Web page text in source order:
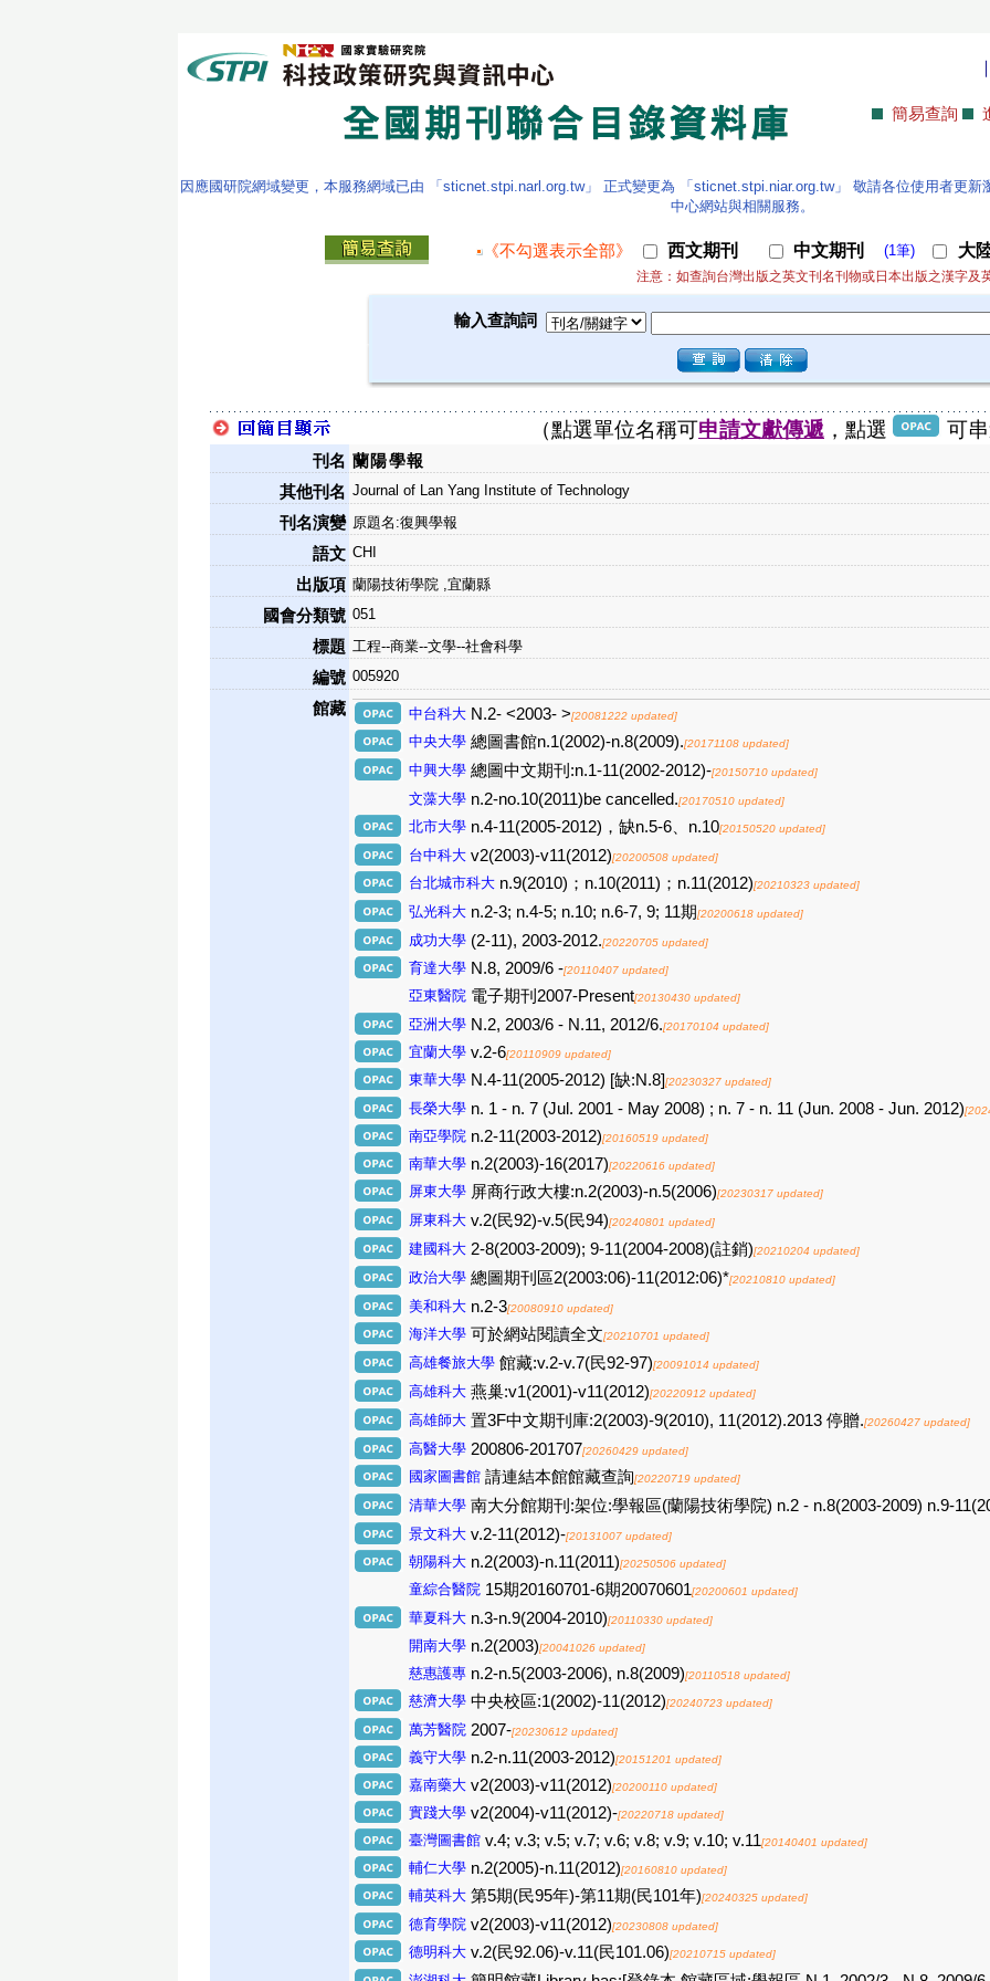
簡易查詢
因應國研院網域變更，本服務網域已由 「sticnet.stpi.narl.org.tw」 正式變更為 「sticnet.stpi.niar.org.tw」 敬請各位使用者更
中心網站與相關服務。
《不勾選表示全部》 西文期刊 中文期刊 (1筆) 大
注意：如查詢台灣出版之英文刊名刊物或日本出版之漢字及
輸入查詢詞
（點選單位名稱可申請文獻傳遞 ，點選 可
刊名 蘭陽學報
其他刊名 Journal of Lan Yang Institute of Technology
刊名演變 原題名:復興學報
語文 CHI
出版項 蘭陽技術學院 ,宜蘭縣
國會分類號 051
標題 工程--商業--文學--社會科學
編號 005920
館藏 中台科大 N.2- <2003- >[20081222 updated]
中央大學 總圖書館n.1(2002)-n.8(2009).[20171108 updated]
中興大學 總圖中文期刊:n.1-11(2002-2012)-[20150710 updated]
文藻大學 n.2-no.10(2011)be cancelled.[20170510 updated]
北市大學 n.4-11(2005-2012)，缺n.5-6、n.10[20150520 updated]
台中科大 v2(2003)-v11(2012)[20200508 updated]
台北城市科大 n.9(2010)；n.10(2011)；n.11(2012)[20210323 updated]
弘光科大 n.2-3; n.4-5; n.10; n.6-7, 9; 11期[20200618 updated]
成功大學 (2-11), 2003-2012.[20220705 updated]
育達大學 N.8, 2009/6 -[20110407 updated]
亞東醫院 電子期刊2007-Present[20130430 updated]
亞洲大學 N.2, 2003/6 - N.11, 2012/6.[20170104 updated]
宜蘭大學 v.2-6[20110909 updated]
東華大學 N.4-11(2005-2012) [缺:N.8][20230327 updated]
長榮大學 n. 1 - n. 7 (Jul. 2001 - May 2008) ; n. 7 - n. 11 (Jun. 2008 - Jun. 2012)
南亞學院 n.2-11(2003-2012)[20160519 updated]
南華大學 n.2(2003)-16(2017)[20220616 updated]
屏東大學 屏商行政大樓:n.2(2003)-n.5(2006)[20230317 updated]
屏東科大 v.2(民92)-v.5(民94)[20240801 updated]
建國科大 2-8(2003-2009); 9-11(2004-2008)(註銷)[20210204 updated]
政治大學 總圖期刊區2(2003:06)-11(2012:06)*[20210810 updated]
美和科大 n.2-3[20080910 updated]
海洋大學 可於網站閱讀全文[20210701 updated]
高雄餐旅大學 館藏:v.2-v.7(民92-97)[20091014 updated]
高雄科大 燕巢:v1(2001)-v11(2012)[20220912 updated]
高雄師大 置3F中文期刊庫:2(2003)-9(2010), 11(2012).2013 停贈.[20260427 updated]
高醫大學 200806-201707[20260429 updated]
國家圖書館 請連結本館館藏查詢[20220719 updated]
清華大學 南大分館期刊:架位:學報區(蘭陽技術學院) n.2 - n.8(2003-2009) n.9-
景文科大 v.2-11(2012)-[20131007 updated]
朝陽科大 n.2(2003)-n.11(2011)[20250506 updated]
童綜合醫院 15期20160701-6期20070601[20200601 updated]
華夏科大 n.3-n.9(2004-2010)[20110330 updated]
開南大學 n.2(2003)[20041026 updated]
慈惠護專 n.2-n.5(2003-2006), n.8(2009)[20110518 updated]
慈濟大學 中央校區:1(2002)-11(2012)[20240723 updated]
萬芳醫院 2007-[20230612 updated]
義守大學 n.2-n.11(2003-2012)[20151201 updated]
嘉南藥大 v2(2003)-v11(2012)[20200110 updated]
實踐大學 v2(2004)-v11(2012)-[20220718 updated]
臺灣圖書館 v.4; v.3; v.5; v.7; v.6; v.8; v.9; v.10; v.11[20140401 updated]
輔仁大學 n.2(2005)-n.11(2012)[20160810 updated]
輔英科大 第5期(民95年)-第11期(民101年)[20240325 updated]
德育學院 v2(2003)-v11(2012)[20230808 updated]
德明科大 v.2(民92.06)-v.11(民101.06)[20210715 updated]